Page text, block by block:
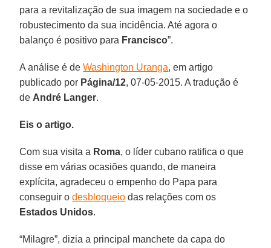
para a revitalização de sua imagem na sociedade e o
robustecimento da sua incidência. Até agora o
balanço é positivo para Francisco”.
A análise é deWashington Uranga, em artigo
publicado por Página/12, 07-05-2015. A tradução é
de André Langer.
Eis o artigo.
Com sua visita a Roma, o líder cubano ratifica o que
disse em várias ocasiões quando, de maneira
explícita, agradeceu o empenho do Papa para
conseguir odesbloqueio das relações com os
Estados Unidos.
“Milagre”, dizia a principal manchete da capa do